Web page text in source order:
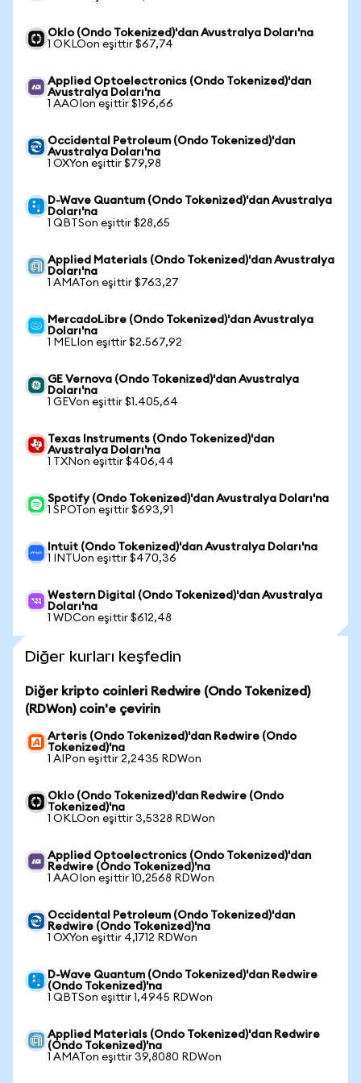
Oklo (Ondo Tokenized)'dan Avustralya Doları'na
1 OKLOon eşittir $67,74
Applied Optoelectronics (Ondo Tokenized)'dan
Avustralya Doları'na
1 AAOIon eşittir $196,66
Occidental Petroleum (Ondo Tokenized)'dan
Avustralya Doları'na
1 OXYon eşittir $79,98
D-Wave Quantum (Ondo Tokenized)'dan Avustralya
Doları'na
1 QBTSon eşittir $28,65
Applied Materials (Ondo Tokenized)'dan Avustralya
Doları'na
1 AMATon eşittir $763,27
MercadoLibre (Ondo Tokenized)'dan Avustralya
Doları'na
1 MELIon eşittir $2.567,92
GE Vernova (Ondo Tokenized)'dan Avustralya
Doları'na
1 GEVon eşittir $1.405,64
Texas Instruments (Ondo Tokenized)'dan
Avustralya Doları'na
1 TXNon eşittir $406,44
Spotify (Ondo Tokenized)'dan Avustralya Doları'na
1 SPOTon eşittir $693,91
Intuit (Ondo Tokenized)'dan Avustralya Doları'na
1 INTUon eşittir $470,36
Western Digital (Ondo Tokenized)'dan Avustralya
Doları'na
1 WDCon eşittir $612,48
Diğer kurları keşfedin
Diğer kripto coinleri Redwire (Ondo Tokenized)
(RDWon) coin'e çevirin
Arteris (Ondo Tokenized)'dan Redwire (Ondo
Tokenized)'na
1 AIPon eşittir 2,2435 RDWon
Oklo (Ondo Tokenized)'dan Redwire (Ondo
Tokenized)'na
1 OKLOon eşittir 3,5328 RDWon
Applied Optoelectronics (Ondo Tokenized)'dan
Redwire (Ondo Tokenized)'na
1 AAOIon eşittir 10,2568 RDWon
Occidental Petroleum (Ondo Tokenized)'dan
Redwire (Ondo Tokenized)'na
1 OXYon eşittir 4,1712 RDWon
D-Wave Quantum (Ondo Tokenized)'dan Redwire
(Ondo Tokenized)'na
1 QBTSon eşittir 1,4945 RDWon
Applied Materials (Ondo Tokenized)'dan Redwire
(Ondo Tokenized)'na
1 AMATon eşittir 39,8080 RDWon